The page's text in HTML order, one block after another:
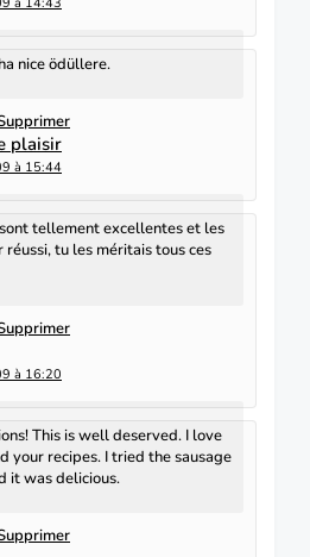
nice ödüllere.
plaisir
à 15:44
tellement excellentes et les
réussi, tu les méritais tous ces
à 16:20
This is well deserved. I love
your recipes. I tried the sausage
it was delicious.